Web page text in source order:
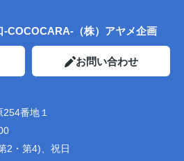
-COCOCARA-（株）アヤメ企画
お問い合わせ
番地１
2・第4)、祝日